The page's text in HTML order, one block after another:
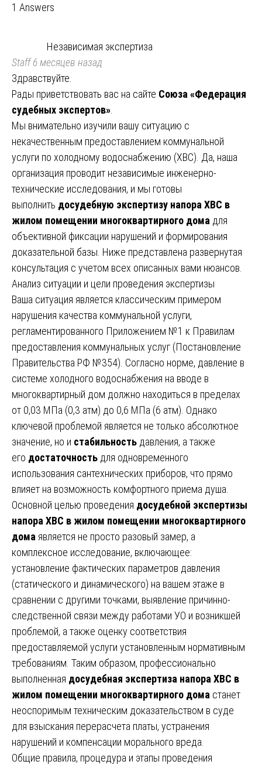
1 Answers
Независимая экспертиза
Staff6 месяцев назад
Здравствуйте.
Рады приветствовать вас на сайте Союза «Федерация
судебных экспертов»
Мы внимательно изучили вашу ситуацию с
некачественным предоставлением коммунальной
услуги по холодному водоснабжению (ХВС). Да, наша
организация проводит независимые инженерно-
технические исследования, и мы готовы
выполнить досудебную экспертизу напора ХВС в
жилом помещении многоквартирного дома для
объективной фиксации нарушений и формирования
доказательной базы. Ниже представлена развернутая
консультация с учетом всех описанных вами нюансов.
Анализ ситуации и цели проведения экспертизы
Ваша ситуация является классическим примером
нарушения качества коммунальной услуги,
регламентированного Приложением №1 к Правилам
предоставления коммунальных услуг (Постановление
Правительства РФ №354). Согласно норме, давление в
системе холодного водоснабжения на вводе в
многоквартирный дом должно находиться в пределах
от 0,03 МПа (0,3 атм) до 0,6 МПа (6 атм). Однако
ключевой проблемой является не только абсолютное
значение, но и стабильность давления, а также
его достаточность для одновременного
использования сантехнических приборов, что прямо
влияет на возможность комфортного приема душа.
Основной целью проведения досудебной экспертизы
напора ХВС в жилом помещении многоквартирного
дома является не просто разовый замер, а
комплексное исследование, включающее:
установление фактических параметров давления
(статического и динамического) на вашем этаже в
сравнении с другими точками, выявление причинно-
следственной связи между работами УО и возникшей
проблемой, а также оценку соответствия
предоставляемой услуги установленным нормативным
требованиям. Таким образом, профессионально
выполненная досудебная экспертиза напора ХВС в
жилом помещении многоквартирного дома станет
неоспоримым техническим доказательством в суде
для взыскания перерасчета платы, устранения
нарушений и компенсации морального вреда.
Общие правила, процедура и этапы проведения